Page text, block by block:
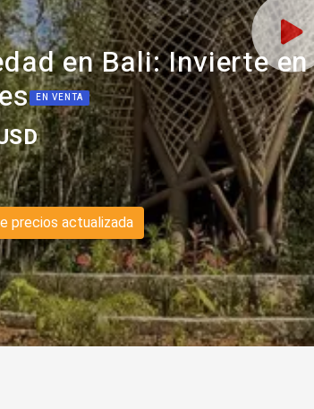
en Bali: Invierte
EN VENTA
precios actualizada